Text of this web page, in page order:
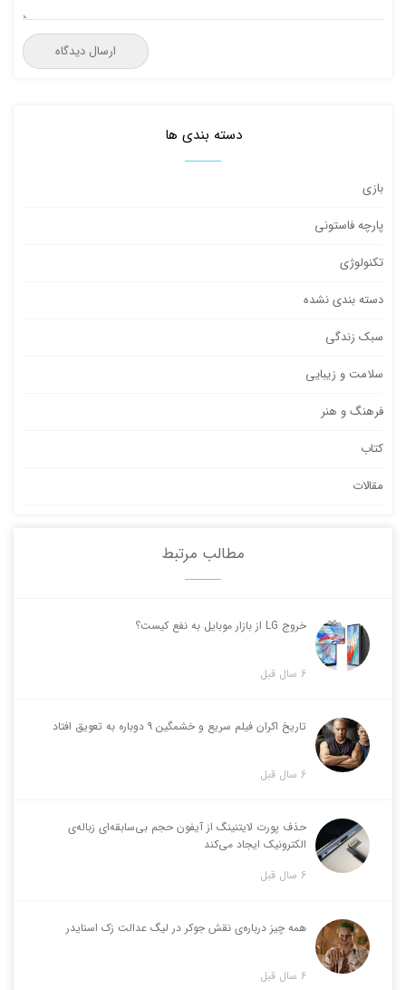
دسته بندی ها
بازی
پارچه فاستونی
تکنولوژی
دسته بندی نشده
سبک زندگی
سلامت و زیبایی
فرهنگ و هنر
کتاب
مقالات
مطالب مرتبط
خروج LG از بازار موبایل به نفع کیست؟
6 سال قبل
تاریخ اکران فیلم سریع و خشمگین ۹ دوباره به تعویق افتاد
6 سال قبل
حذف پورت لایتنینگ از آیفون حجم بی‌سابقه‌ای زباله‌ی
الکترونیک ایجاد می‌کند
6 سال قبل
همه چیز درباره‌ی نقش جوکر در لیگ عدالت زک اسنایدر
6 سال قبل